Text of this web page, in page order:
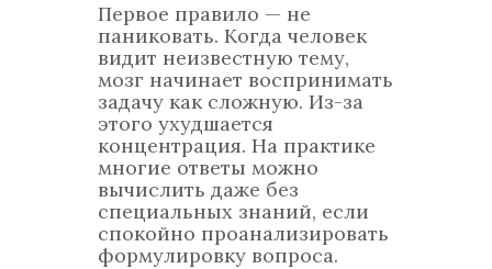
Первое правило — не
паниковать. Когда человек
видит неизвестную тему,
мозг начинает воспринимать
задачу как сложную. Из-за
этого ухудшается
концентрация. На практике
многие ответы можно
вычислить даже без
специальных знаний, если
спокойно проанализировать
формулировку вопроса.